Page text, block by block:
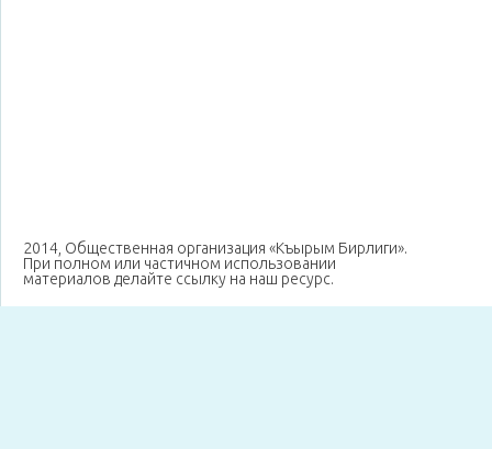
2014, Общественная организация «Къырым Бирлиги».
При полном или частичном использовании
материалов делайте ссылку на наш ресурс.